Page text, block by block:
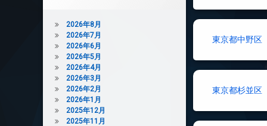
東京都中野区
東京都杉並区
2026年8月
2026年7月
2026年6月
2026年5月
2026年4月
2026年3月
2026年2月
2026年1月
2025年12月
2025年11月